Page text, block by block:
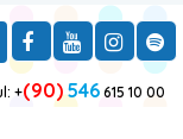
+(90)546 615 10 00